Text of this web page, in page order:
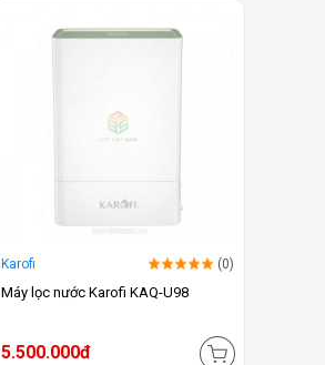
Karofi (0)
Máy lọc nước Karofi KAQ-U98
5.500.000đ